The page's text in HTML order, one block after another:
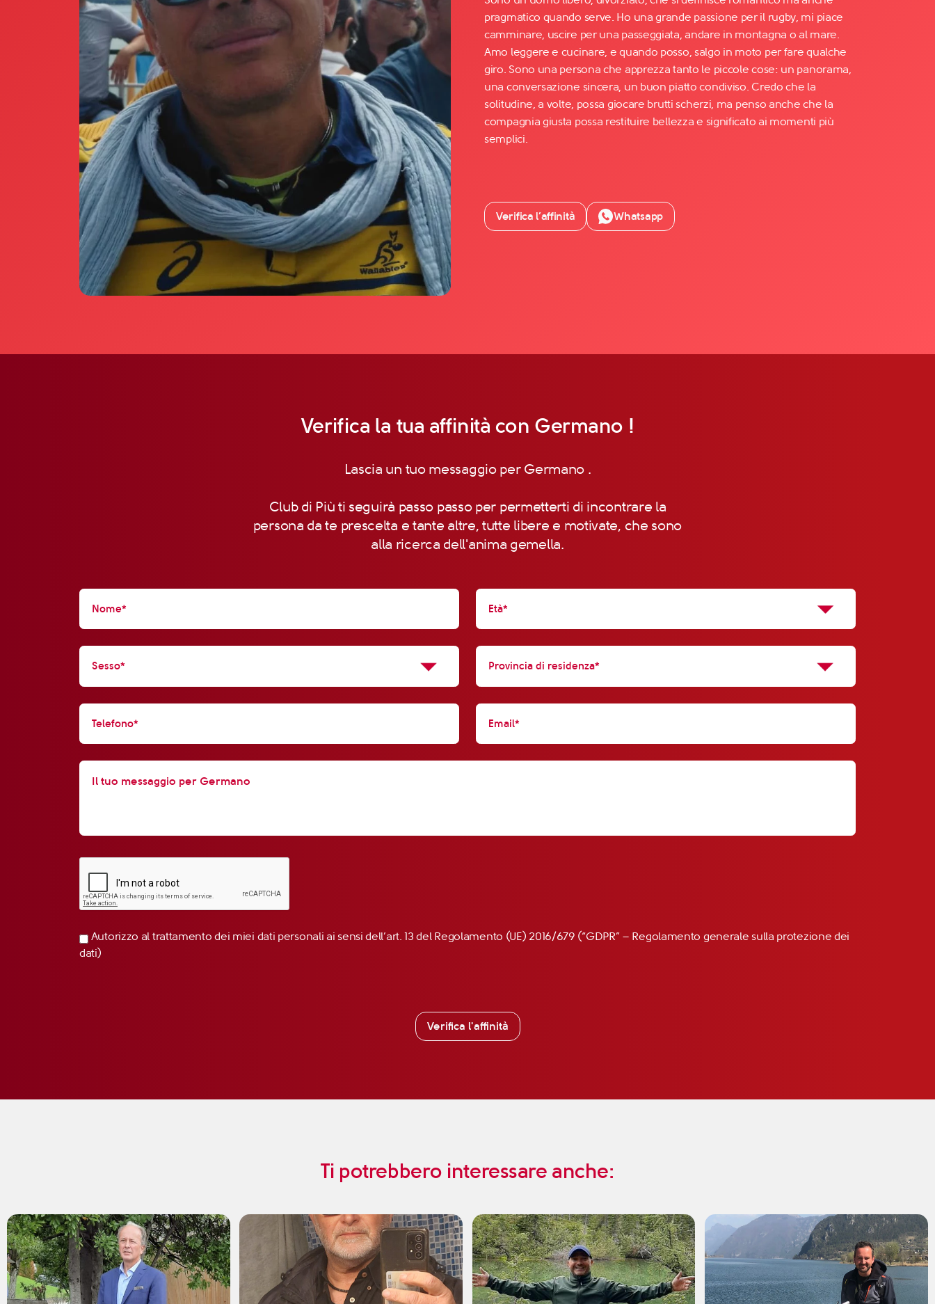
Facebook
YouTube
Instagram
TikTok
pragmatico quando serve. Ho una grande passione per il rugby, mi piace
camminare, uscire per una passeggiata, andare in montagna o al mare.
Amo leggere e cucinare, e quando posso, salgo in moto per fare qualche
giro. Sono una persona che apprezza tanto le piccole cose: un panorama,
una conversazione sincera, un buon piatto condiviso. Credo che la
solitudine, a volte, possa giocare brutti scherzi, ma penso anche che la
compagnia giusta possa restituire bellezza e significato ai momenti più
semplici.
Verifica l’affinità Whatsapp
Verifica la tua affinità con Germano !
Lascia un tuo messaggio per Germano .
Club di Più ti seguirà passo passo per permetterti di incontrare la
persona da te prescelta e tante altre, tutte libere e motivate, che sono
alla ricerca dell'anima gemella.
Autorizzo al trattamento dei miei dati personali ai sensi dell’art. 13 del Regolamento (UE) 2016/679 (“GDPR” – Regolamento generale sulla protezione dei
dati)
Verifica l'affinità
Ti potrebbero interessare anche: